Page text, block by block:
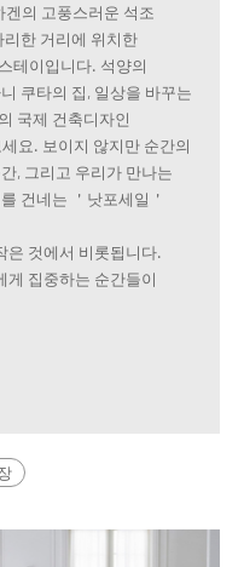
의 고풍스러운 석조
한 거리에 위치한
테이입니다. 석양의
쿠타의 집, 일상을 바꾸는
국제 건축디자인
요. 보이지 않지만 순간의
, 그리고 우리가 만나는
건네는 ＇낫포세일＇
은 것에서 비롯됩니다.
게 집중하는 순간들이